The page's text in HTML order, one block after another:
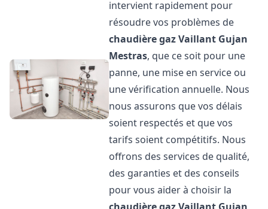
intervient rapidement pour
résoudre vos problèmes de
chaudière gaz Vaillant Gujan
Mestras, que ce soit pour une
panne, une mise en service ou
une vérification annuelle. Nous
nous assurons que vos délais
soient respectés et que vos
tarifs soient compétitifs. Nous
offrons des services de qualité,
des garanties et des conseils
pour vous aider à choisir la